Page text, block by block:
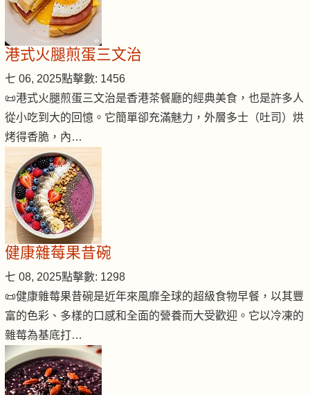
港式火腿煎蛋三文治
七 06, 2025點擊數: 1456
📜港式火腿煎蛋三文治是香港茶餐廳的經典美食，也是許多人
從小吃到大的回憶。它簡單卻充滿魅力，外層多士（吐司）烘
烤得香脆，內…
健康雜莓果昔碗
七 08, 2025點擊數: 1298
📜健康雜莓果昔碗是近年來風靡全球的超級食物早餐，以其豐
富的色彩、多樣的口感和全面的營養而大受歡迎。它以冷凍的
雜莓為基底打…